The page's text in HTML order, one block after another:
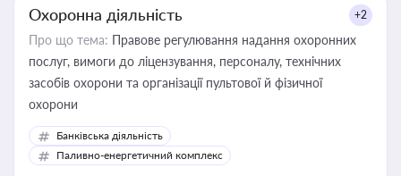
Охоронна діяльність +2
Про що тема: Правове регулювання надання охоронних
послуг, вимоги до ліцензування, персоналу, технічних
засобів охорони та організації пультової й фізичної
охорони
Банківська діяльність
Паливно-енергетичний комплекс